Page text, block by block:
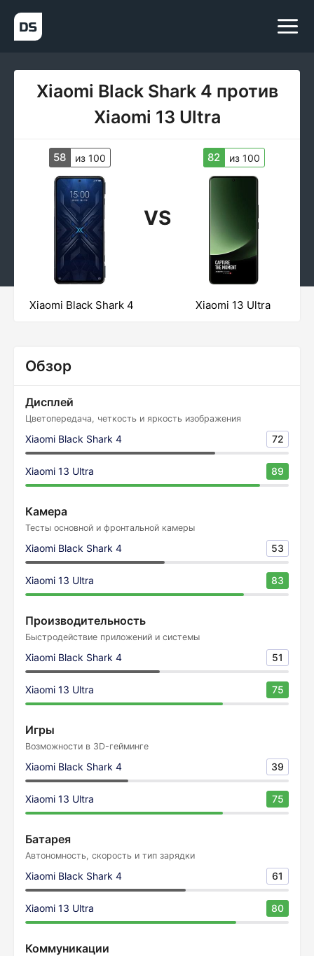
Xiaomi Black Shark 4 против
Xiaomi 13 Ultra
58 из 100
VS
82 из 100
Xiaomi Black Shark 4 Xiaomi 13 Ultra
Обзор
Дисплей
Цветопередача, четкость и яркость изображения
Xiaomi Black Shark 4 72
Xiaomi 13 Ultra 89
Камера
Тесты основной и фронтальной камеры
Xiaomi Black Shark 4 53
Xiaomi 13 Ultra 83
Производительность
Быстродействие приложений и системы
Xiaomi Black Shark 4 51
Xiaomi 13 Ultra 75
Игры
Возможности в 3D-гейминге
Xiaomi Black Shark 4 39
Xiaomi 13 Ultra 75
Батарея
Автономность, скорость и тип зарядки
Xiaomi Black Shark 4 61
Xiaomi 13 Ultra 80
Коммуникации